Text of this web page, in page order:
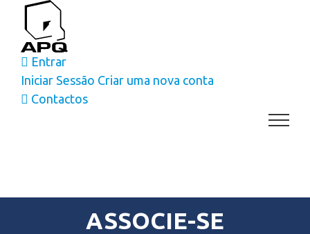
content
Entrar
Iniciar Sessão Criar uma nova conta
Contactos
ASSOCIE-SE